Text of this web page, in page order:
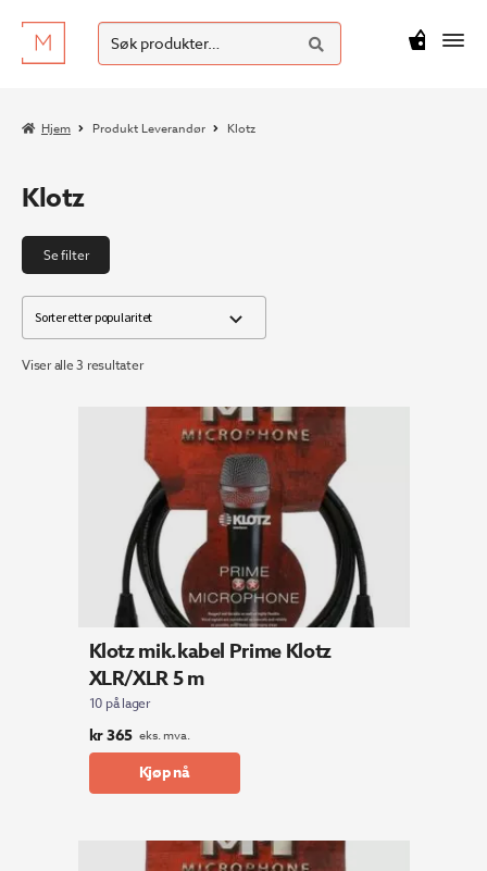
Hopp
til
Hopp
til
Søk
etter:
SØK
kr0
Hjem Produkt Leverandør Klotz
Klotz
Se filter
Viser alle 3 resultaterSortert
Klotz mik.kabel Prime Klotz
XLR/XLR 5 m
10 på lager
kr365 eks. mva.
Kjøp nå